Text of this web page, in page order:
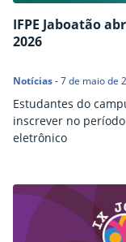
IFPE Jaboatão
2026
Notícias-7 de maio de
Estudantes do
inscrever no
eletrônico